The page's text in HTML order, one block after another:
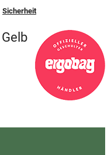
Sicherheit
Gelb